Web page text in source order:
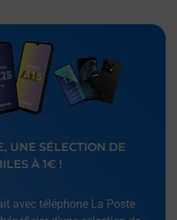
UNE SÉLECTION DE
À 1€ !
avec téléphone La Poste